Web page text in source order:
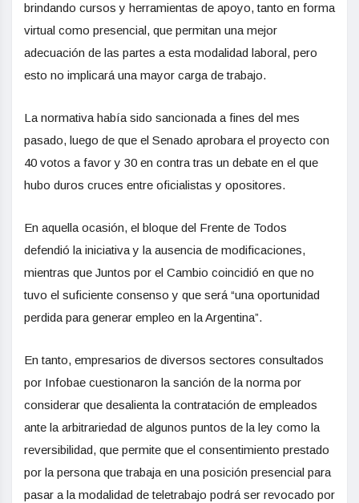
brindando cursos y herramientas de apoyo, tanto en forma
virtual como presencial, que permitan una mejor
adecuación de las partes a esta modalidad laboral, pero
esto no implicará una mayor carga de trabajo.
La normativa había sido sancionada a fines del mes
pasado, luego de que el Senado aprobara el proyecto con
40 votos a favor y 30 en contra tras un debate en el que
hubo duros cruces entre oficialistas y opositores.
En aquella ocasión, el bloque del Frente de Todos
defendió la iniciativa y la ausencia de modificaciones,
mientras que Juntos por el Cambio coincidió en que no
tuvo el suficiente consenso y que será “una oportunidad
perdida para generar empleo en la Argentina”.
En tanto, empresarios de diversos sectores consultados
por Infobae cuestionaron la sanción de la norma por
considerar que desalienta la contratación de empleados
ante la arbitrariedad de algunos puntos de la ley como la
reversibilidad, que permite que el consentimiento prestado
por la persona que trabaja en una posición presencial para
pasar a la modalidad de teletrabajo podrá ser revocado por